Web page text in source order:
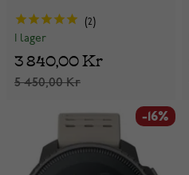
2
I lager
5 450,00 Kr
3 840,00 Kr
-16%